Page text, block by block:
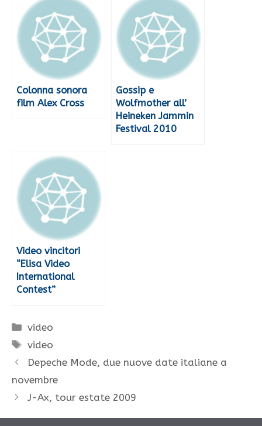
Colonna sonora
film Alex Cross
Gossip e
Wolfmother all’
Heineken Jammin
Festival 2010
Video vincitori
“Elisa Video
International
Contest”
Categorie
video
Tag
video
Depeche Mode, due nuove date italiane a
novembre
J-Ax, tour estate 2009